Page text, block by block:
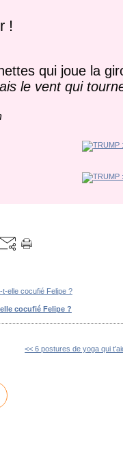
!
qui joue la
le vent qui
cocufié Felipe ?
<< 6 postures de yoga qui